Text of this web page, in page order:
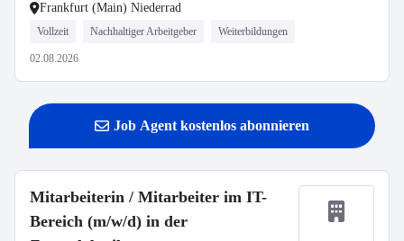
Frankfurt (Main) Niederrad
Vollzeit Nachhaltiger Arbeitgeber Weiterbildungen
02.08.2026
Job Agent kostenlos abonnieren
Mitarbeiterin / Mitarbeiter im IT-
Bereich (m/w/d) in der